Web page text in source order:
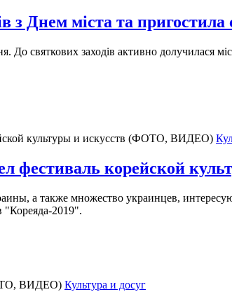
з Днем міста та
До святкових заходів активно долучилася
фестиваль корейской
а также множество украинцев,
"Кореяда-2019".
Культура и досуг